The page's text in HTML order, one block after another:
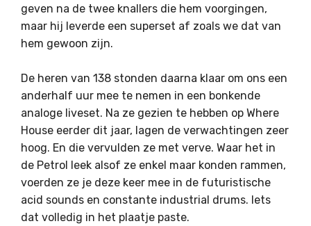
geven na de twee knallers die hem voorgingen,
maar hij leverde een superset af zoals we dat van
hem gewoon zijn.
De heren van 138 stonden daarna klaar om ons een
anderhalf uur mee te nemen in een bonkende
analoge liveset. Na ze gezien te hebben op Where
House eerder dit jaar, lagen de verwachtingen zeer
hoog. En die vervulden ze met verve. Waar het in
de Petrol leek alsof ze enkel maar konden rammen,
voerden ze je deze keer mee in de futuristische
acid sounds en constante industrial drums. Iets
dat volledig in het plaatje paste.